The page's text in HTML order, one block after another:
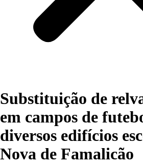
Substituição de
em campos de
diversos edifícios
Nova de Famalicão